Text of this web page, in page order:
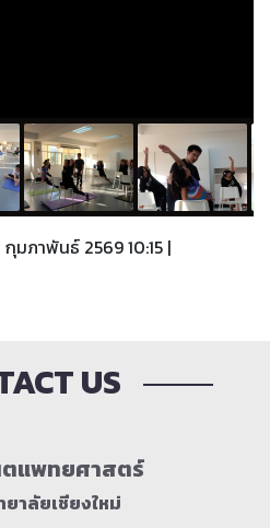
มภาพันธ์ 2569 10:15 |
US
แพทยศาสตร์
ยาลัยเชียงใหม่